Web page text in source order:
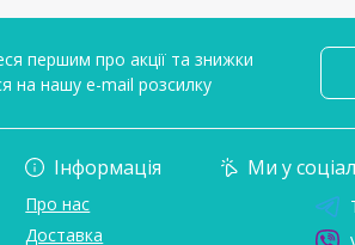
першим про акції та знижки
на нашу e-mail розсилку
Інформація
Про нас
Доставка
Ми у